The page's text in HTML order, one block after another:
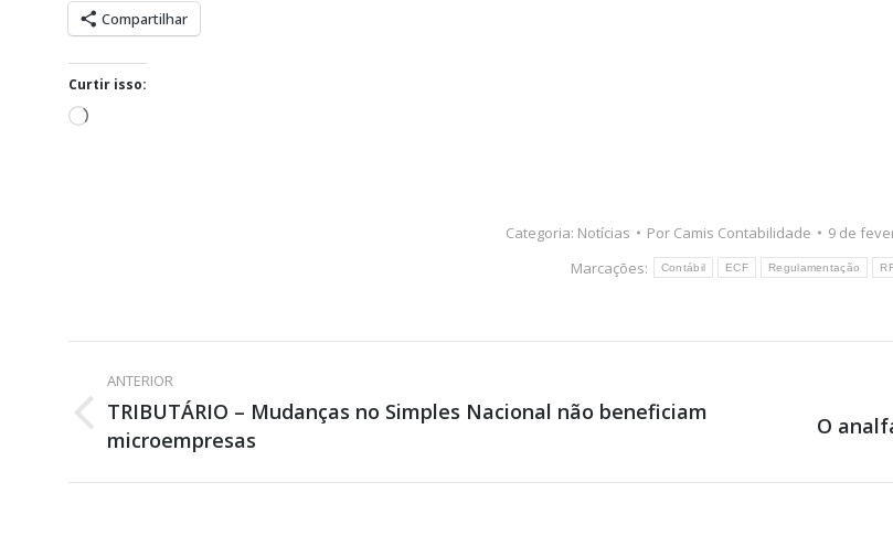
Compartilhar
Curtir isso:
Carregando...
Categoria: Notícias Por Camis Contabilidade
9 de
Marcações:
Contábil ECF Regulamentação
Navegação
de
post:
ANTERIOR
Post
anterior:
TRIBUTÁRIO – Mudanças no Simples Nacional não beneficiam
microempresas
Próximo
O